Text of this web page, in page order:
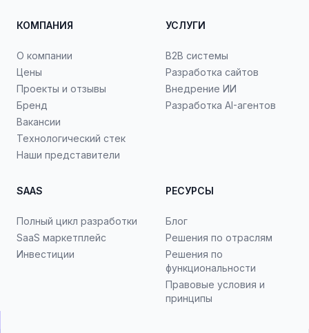
КОМПАНИЯ
О компании
Цены
Проекты и отзывы
Бренд
Вакансии
Технологический стек
Наши представители
УСЛУГИ
B2B системы
Разработка сайтов
Внедрение ИИ
Разработка AI-агентов
SAAS
Полный цикл разработки
SaaS маркетплейс
Инвестиции
РЕСУРСЫ
Блог
Решения по отраслям
Решения по
функциональности
Правовые условия и
принципы